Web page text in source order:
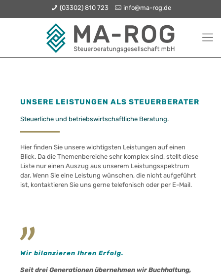
(03302) 810 723 info@ma-rog.de
UNSERE LEISTUNGEN ALS STEUERBERATER
Steuerliche und betriebswirtschaftliche Beratung.
Hier finden Sie unsere wichtigsten Leistungen auf einen
Blick. Da die Themenbereiche sehr komplex sind, stellt diese
Liste nur einen Auszug aus unserem Leistungsspektrum
dar. Wenn Sie eine Leistung wünschen, die nicht aufgeführt
ist, kontaktieren Sie uns gerne telefonisch oder per E-Mail.
Wir bilanzieren Ihren Erfolg.
Seit drei Generationen übernehmen wir Buchhaltung,